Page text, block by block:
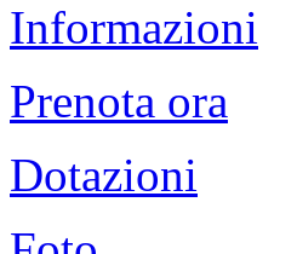
Informazioni
Prenota ora
Dotazioni